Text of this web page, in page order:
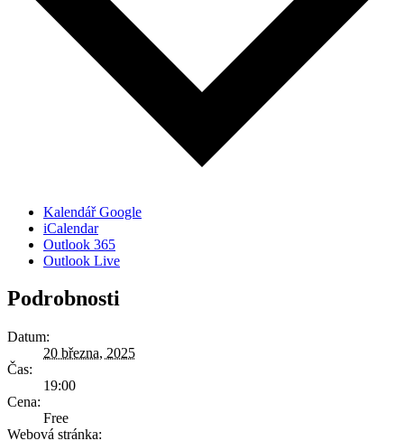
Kalendář Google
iCalendar
Outlook 365
Outlook Live
Podrobnosti
Datum:
20 března, 2025
Čas:
19:00
Cena:
Free
Webová stránka: